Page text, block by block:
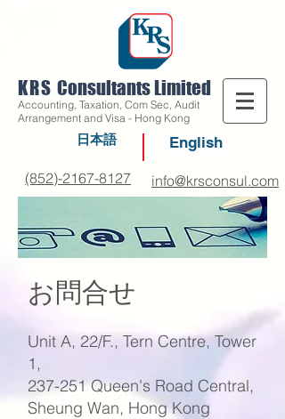
KRS Consultants Limited
Accounting, Taxation, Com Sec, Audit
Arrangement and Visa - Hong Kong
日本語 English
info@krsconsul.com
(852)-2167-8127
お問合せ
Unit A, 22/F., Tern Centre, Tower
1,
237-251 Queen's Road Central,
Sheung Wan, Hong Kong